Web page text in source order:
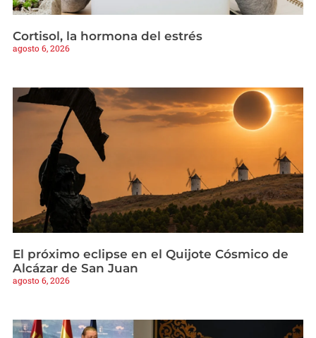
Cortisol, la hormona del estrés
agosto 6, 2026
El próximo eclipse en el Quijote Cósmico de
Alcázar de San Juan
agosto 6, 2026